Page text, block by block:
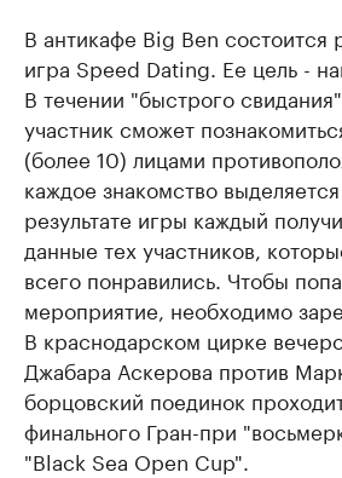
В антикафе Big Ben состоится
игра Speed Dating. Ее цель -
В течении "быстрого
участник сможет
(более 10) лицами
каждое знакомство
результате игры каждый
данные тех участников,
всего понравились. Чтобы
мероприятие, необходимо
В краснодарском цирке
Джабара Аскерова против
борцовский поединок
финального Гран-при
"Black Sea Open Cup".